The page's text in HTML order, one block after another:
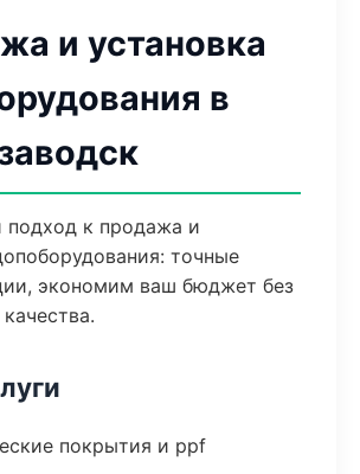
и установка
в
подход к продажа и
точные
экономим ваш бюджет без
покрытия и ppf